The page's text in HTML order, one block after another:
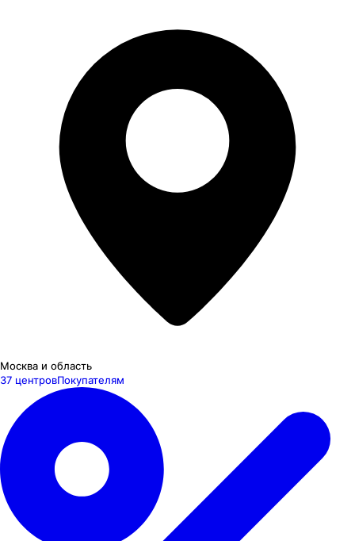
Москва и область
37 центровПокупателям